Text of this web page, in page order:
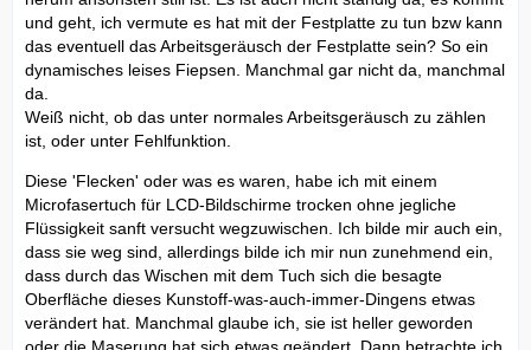
und geht, ich vermute es hat mit der Festplatte zu tun bzw kann
das eventuell das Arbeitsgeräusch der Festplatte sein? So ein
dynamisches leises Fiepsen. Manchmal gar nicht da, manchmal
da.
Weiß nicht, ob das unter normales Arbeitsgeräusch zu zählen
ist, oder unter Fehlfunktion.
Diese 'Flecken' oder was es waren, habe ich mit einem
Microfasertuch für LCD-Bildschirme trocken ohne jegliche
Flüssigkeit sanft versucht wegzuwischen. Ich bilde mir auch ein,
dass sie weg sind, allerdings bilde ich mir nun zunehmend ein,
dass durch das Wischen mit dem Tuch sich die besagte
Oberfläche dieses Kunstoff-was-auch-immer-Dingens etwas
verändert hat. Manchmal glaube ich, sie ist heller geworden